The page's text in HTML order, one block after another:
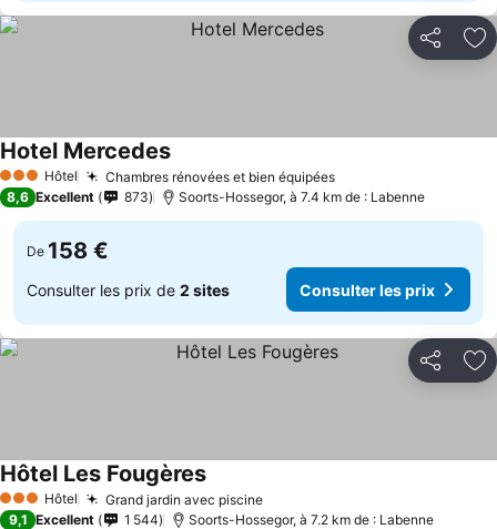
Partager
3 ÉtoilesHôtel Chambres rénovées et bien équipées
Hotel Mercedes
8,6 Excellent 873 Soorts-Hossegor, à 7.4 km de : Labenne
De 158 €
Consulter les prix de 2 sites Consulter les prix
Partager
3 ÉtoilesHôtel Grand jardin avec piscine
Hôtel Les Fougères
9,1 Excellent 1 544 Soorts-Hossegor, à 7.2 km de : Labenne